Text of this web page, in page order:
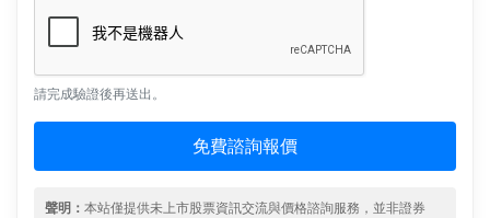
請完成驗證後再送出。
免費諮詢報價
聲明： 本站僅提供未上市股票資訊交流與價格諮詢服務，並非證券